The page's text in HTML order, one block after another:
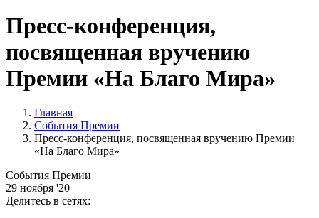
Пресс-конференция,
посвященная вручению
Премии «На Благо Мира»
Главная
События Премии
Пресс-конференция, посвященная вручению Премии
«На Благо Мира»
События Премии
29 ноября '20
Делитесь в сетях: